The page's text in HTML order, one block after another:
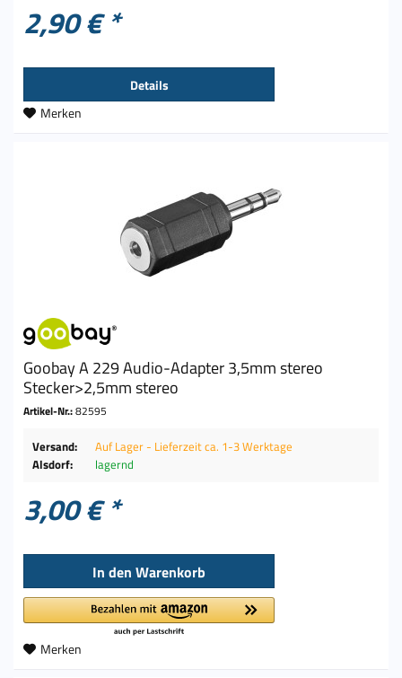
2,90 € *
Details
Merken
Goobay A 229 Audio-Adapter 3,5mm stereo
Stecker>2,5mm stereo
Artikel-Nr.:82595
Versand:
Auf Lager - Lieferzeit ca. 1-3 Werktage
Alsdorf:
lagernd
3,00 € *
In den Warenkorb
Merken